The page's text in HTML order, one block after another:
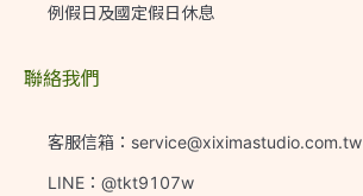
例假日及國定假日休息
聯絡我們
客服信箱：service@xiximastudio.com.tw
LINE：@tkt9107w